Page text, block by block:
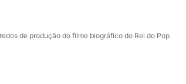
de produção do filme biográfico do Rei do Pop